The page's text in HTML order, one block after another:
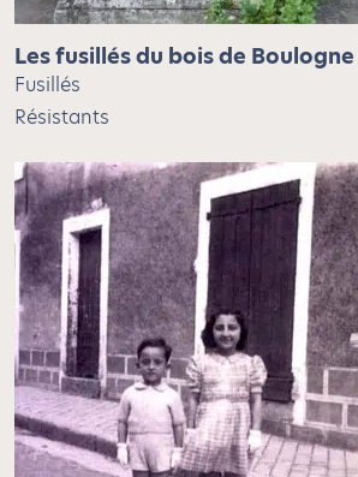
Les fusillés du bois de
Fusillés
Résistants